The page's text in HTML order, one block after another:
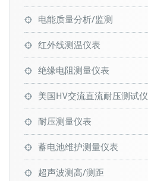
电能质量分析/监测
红外线测温仪表
绝缘电阻测量仪表
美国HV交流直流耐压测试仪
耐压测量仪表
蓄电池维护测量仪表
超声波测高/测距